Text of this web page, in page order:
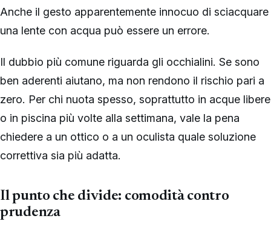
Anche il gesto apparentemente innocuo di sciacquare
una lente con acqua può essere un errore.
Il dubbio più comune riguarda gli occhialini. Se sono
ben aderenti aiutano, ma non rendono il rischio pari a
zero. Per chi nuota spesso, soprattutto in acque libere
o in piscina più volte alla settimana, vale la pena
chiedere a un ottico o a un oculista quale soluzione
correttiva sia più adatta.
Il punto che divide: comodità contro
prudenza